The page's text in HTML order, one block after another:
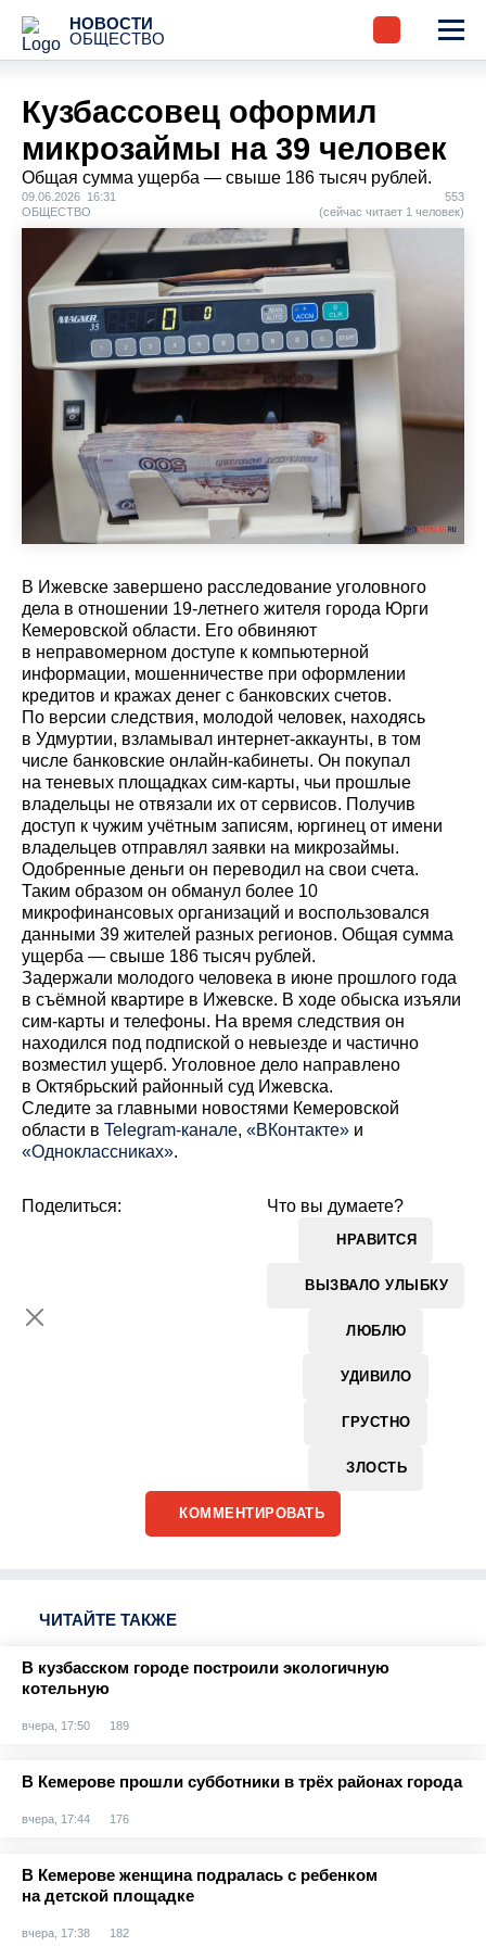
НОВОСТИ
ОБЩЕСТВО
Кузбассовец оформил
микрозаймы на 39 человек
Общая сумма ущерба — свыше 186 тысяч рублей.
09.06.2026 16:31
ОБЩЕСТВО
553
(сейчас читает 1 человек)
В Ижевске завершено расследование уголовного
дела в отношении 19-летнего жителя города Юрги
Кемеровской области. Его обвиняют
в неправомерном доступе к компьютерной
информации, мошенничестве при оформлении
кредитов и кражах денег с банковских счетов.
По версии следствия, молодой человек, находясь
в Удмуртии, взламывал интернет-аккаунты, в том
числе банковские онлайн-кабинеты. Он покупал
на теневых площадках сим-карты, чьи прошлые
владельцы не отвязали их от сервисов. Получив
доступ к чужим учётным записям, юргинец от имени
владельцев отправлял заявки на микрозаймы.
Одобренные деньги он переводил на свои счета.
Таким образом он обманул более 10
микрофинансовых организаций и воспользовался
данными 39 жителей разных регионов. Общая сумма
ущерба — свыше 186 тысяч рублей.
Задержали молодого человека в июне прошлого года
в съёмной квартире в Ижевске. В ходе обыска изъяли
сим-карты и телефоны. На время следствия он
находился под подпиской о невыезде и частично
возместил ущерб. Уголовное дело направлено
в Октябрьский районный суд Ижевска.
Cледите за главными новостями Кемеровской
области в Telegram-канале, «ВКонтакте» и
«Одноклассниках».
Что вы думаете?
НРАВИТСЯ
ВЫЗВАЛО УЛЫБКУ
ЛЮБЛЮ
УДИВИЛО
ГРУСТНО
ЗЛОСТЬ
Поделиться:
КОММЕНТИРОВАТЬ
ЧИТАЙТЕ ТАКЖЕ
В кузбасском городе построили экологичную
котельную
вчера, 17:50 189
В Кемерове прошли субботники в трёх районах города
вчера, 17:44 176
В Кемерове женщина подралась с ребенком
на детской площадке
вчера, 17:38 182